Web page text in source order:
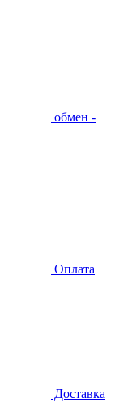
обмен -
Оплата
Доставка